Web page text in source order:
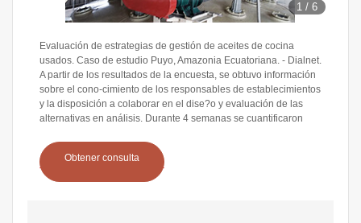
1 /6
Evaluación de estrategias de gestión de aceites de cocina
usados. Caso de estudio Puyo, Amazonia Ecuatoriana. - Dialnet.
A partir de los resultados de la encuesta, se obtuvo información
sobre el cono-cimiento de los responsables de establecimientos
y la disposición a colaborar en el dise?o y evaluación de las
alternativas en análisis. Durante 4 semanas se cuantificaron
Obtener consulta